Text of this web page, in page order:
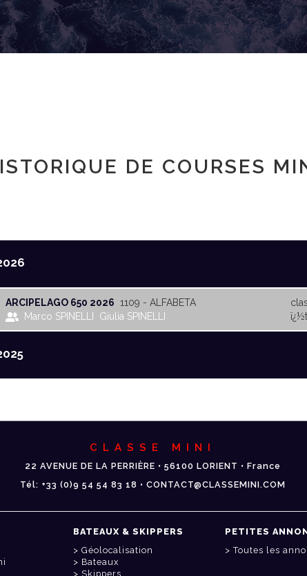
DE COURSES
ARCIPELAGO 650 2026 1109 - ALFABETA
Marco SPINELLI
Giulia SPINELLI
CLASSE MINI
22 AVENUE DE LA PERRIÈRE • 56100 LORIENT • France
Tél: +33 (0)9 54 54 83 18 • CONTACT@CLASSEMINI.COM
BATEAUX & SKIPPERS
Géolocalisation
Bateaux
Skippers
PETITES
Toutes les